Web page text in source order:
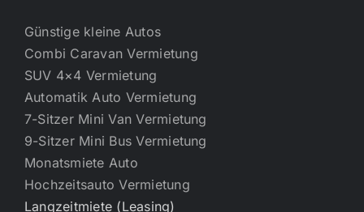
Günstige kleine Autos
Combi Caravan Vermietung
SUV 4×4 Vermietung
Automatik Auto Vermietung
7-Sitzer Mini Van Vermietung
9-Sitzer Mini Bus Vermietung
Monatsmiete Auto
Hochzeitsauto Vermietung
Langzeitmiete (Leasing)